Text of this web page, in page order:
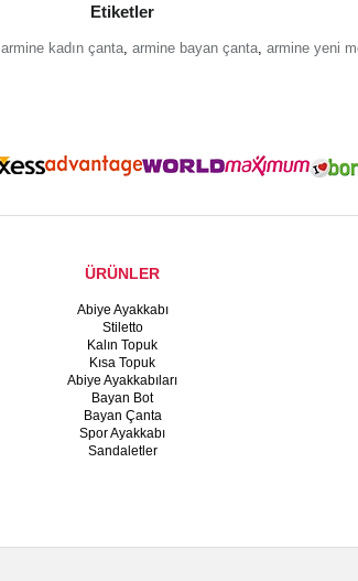
Etiketler
armine kadın çanta, armine bayan çanta, armine yeni
ÜRÜNLER
Abiye Ayakkabı
Stiletto
Kalın Topuk
Kısa Topuk
Abiye Ayakkabıları
Bayan Bot
Bayan Çanta
Spor Ayakkabı
Sandaletler